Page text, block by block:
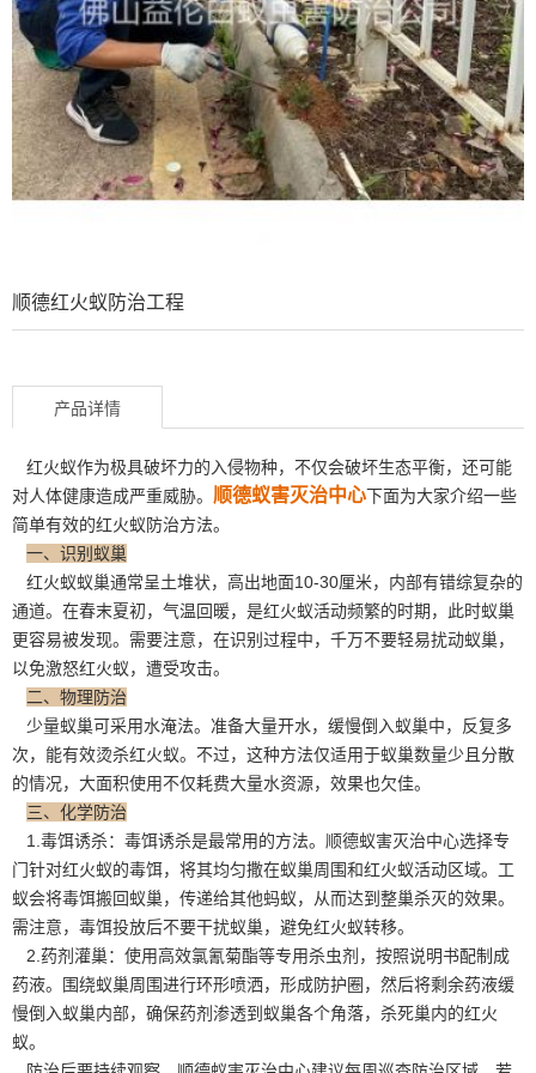
顺德红火蚁防治工程
产品详情
红火蚁作为极具破坏力的入侵物种，不仅会破坏生态平衡，还可能
对人体健康造成严重威胁。 顺德蚁害灭治中心下面为大家介绍一些
简单有效的红火蚁防治方法。
一、识别蚁巢
红火蚁蚁巢通常呈土堆状，高出地面10-30厘米，内部有错综复杂的
通道。在春末夏初，气温回暖，是红火蚁活动频繁的时期，此时蚁巢
更容易被发现。需要注意，在识别过程中，千万不要轻易扰动蚁巢，
以免激怒红火蚁，遭受攻击。
二、物理防治
少量蚁巢可采用水淹法。准备大量开水，缓慢倒入蚁巢中，反复多
次，能有效烫杀红火蚁。不过，这种方法仅适用于蚁巢数量少且分散
的情况，大面积使用不仅耗费大量水资源，效果也欠佳。
三、化学防治
1.毒饵诱杀：毒饵诱杀是最常用的方法。顺德蚁害灭治中心选择专
门针对红火蚁的毒饵，将其均匀撒在蚁巢周围和红火蚁活动区域。工
蚁会将毒饵搬回蚁巢，传递给其他蚂蚁，从而达到整巢杀灭的效果。
需注意，毒饵投放后不要干扰蚁巢，避免红火蚁转移。
2.药剂灌巢：使用高效氯氰菊酯等专用杀虫剂 ，按照说明书配制成
药液。围绕蚁巢周围进行环形喷洒，形成防护圈，然后将剩余药液缓
慢倒入蚁巢内部，确保药剂渗透到蚁巢各个角落，杀死巢内的红火
蚁。